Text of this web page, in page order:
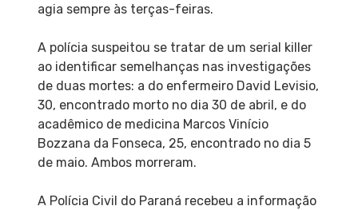
agia sempre às terças-feiras.
A polícia suspeitou se tratar de um serial killer
ao identificar semelhanças nas investigações
de duas mortes: a do enfermeiro David Levisio,
30, encontrado morto no dia 30 de abril, e do
acadêmico de medicina Marcos Vinício
Bozzana da Fonseca, 25, encontrado no dia 5
de maio. Ambos morreram.
A Polícia Civil do Paraná recebeu a informação